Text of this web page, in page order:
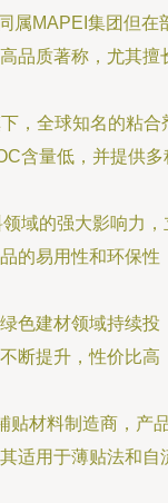
属MAPEI集团但在
品质著称，尤其擅
，全球知名的粘合
含量低，并提供多
领域的强大影响力，
的易用性和环保性
色建材领域持续投
断提升，性价比高
贴材料制造商，产
适用于薄贴法和自